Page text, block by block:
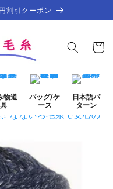
割引クーポン
ー
物道
具
バッグ/ケ
ース
日本語パ
ターン